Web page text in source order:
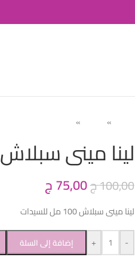
»
»
لينا مينى سبلاش
100,00ج75,00ج
لينا مينى سبلاش 100 مل للسيدات
-
+ إضافة إلى السلة